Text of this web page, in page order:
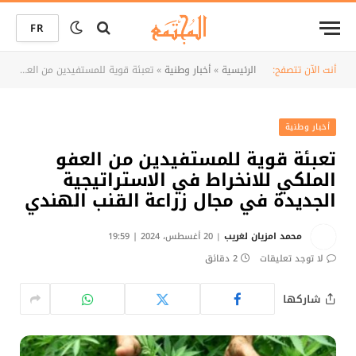
FR
أنت الآن تتصفح: الرئيسية»أخبار وطنية»تعبئة قوية للمستفيدين من العفو الملكي للانخراط في الاستراتيجية الجديدة في مجال زراعة القنب الهندي
أخبار وطنية
تعبئة قوية للمستفيدين من العفو
الملكي للانخراط في الاستراتيجية
الجديدة في مجال زراعة القنب الهندي
محمد امزيان لغريب
20 أغسطس، 2024 | 19:59
لا توجد تعليقات
2 دقائق
شاركها